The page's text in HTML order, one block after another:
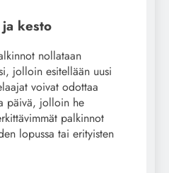
kesto
nollataan
jolloin esitellään uusi
voivat odottaa
päivä, jolloin he
palkinnot
lopussa tai erityisten